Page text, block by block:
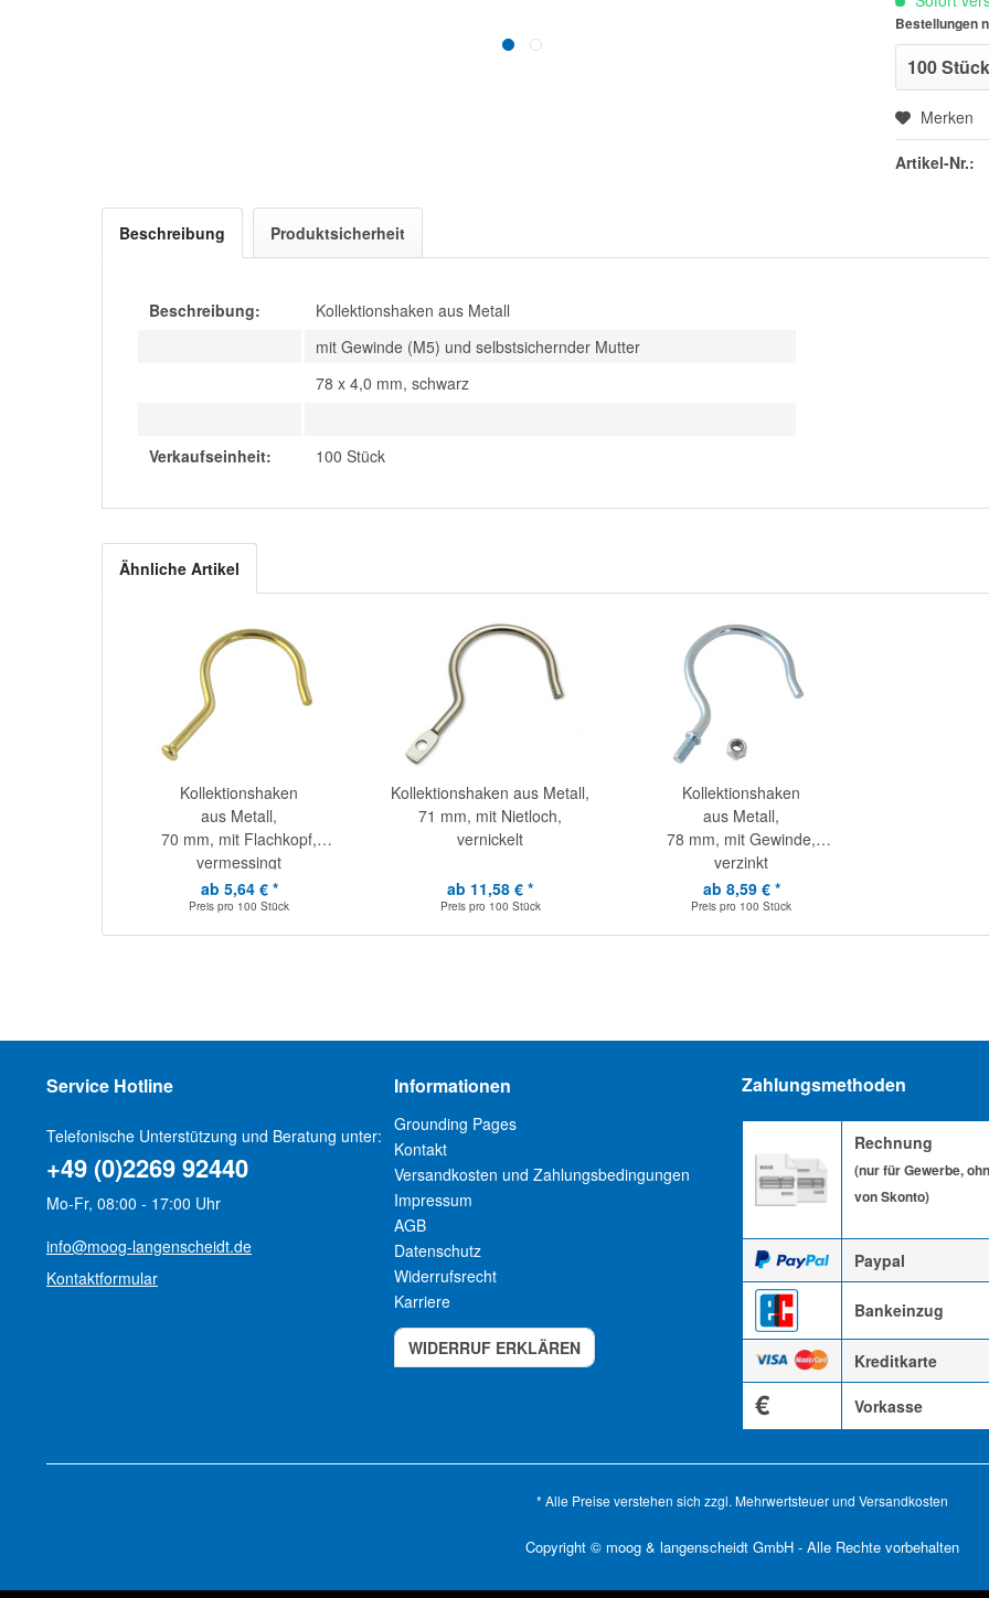
Bestellungen
Merken
Artikel-Nr.:
Beschreibung Produktsicherheit
Beschreibung:
Kollektionshaken aus Metall
mit Gewinde (M5) und selbstsichernder Mutter
78 x 4,0 mm, schwarz
Verkaufseinheit: 100 Stück
Ähnliche Artikel
Kollektionshaken
aus Metall,
70 mm, mit Flachkopf,
vermessingt
ab 5,64 € *
Preis pro 100 Stück
Kollektionshaken aus Metall,
71 mm, mit Nietloch,
vernickelt
ab 11,58 € *
Preis pro 100 Stück
Kollektionshaken
aus Metall,
78 mm, mit Gewinde,
verzinkt
ab 8,59 € *
Preis pro 100 Stück
Service Hotline
Telefonische Unterstützung und Beratung unter:
+49 (0)2269 92440
Mo-Fr, 08:00 - 17:00 Uhr
info@moog-langenscheidt.de
Kontaktformular
Informationen
Grounding Pages
Kontakt
Versandkosten und Zahlungsbedingungen
Impressum
AGB
Datenschutz
Widerrufsrecht
Karriere
WIDERRUF ERKLÄREN
Zahlungsmethoden
Rechnung
(nur für Gewerbe,
von Skonto)
Paypal
Bankeinzug
Kreditkarte
€ Vorkasse
* Alle Preise verstehen sich zzgl. Mehrwertsteuer und Versandkosten
Copyright © moog & langenscheidt GmbH - Alle Rechte vorbehalten